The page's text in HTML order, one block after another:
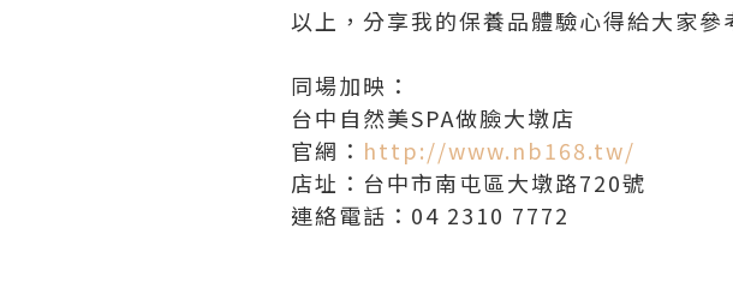
以上，分享我的保養品體驗心得給大家參
同場加映：
台中自然美SPA做臉大墩店
官網： http://www.nb168.tw/
店址：台中市南屯區大墩路720號
連絡電話：04 2310 7772